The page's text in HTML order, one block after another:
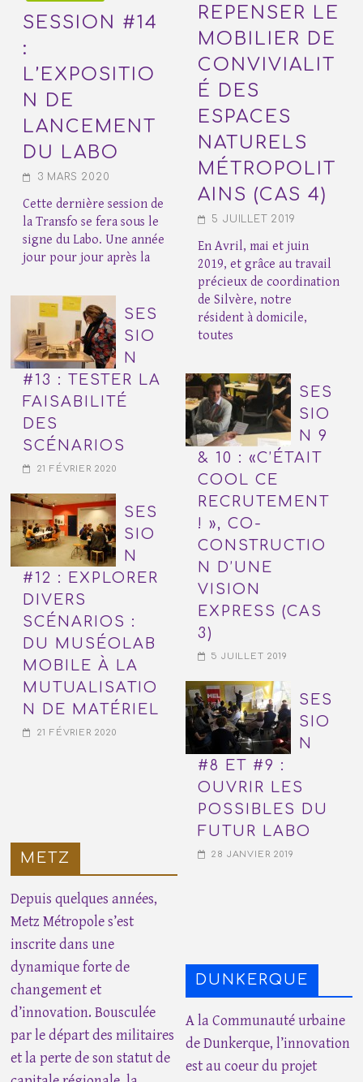
SESSION #14
:
L’EXPOSITIO
N DE
LANCEMENT
DU LABO
3 MARS 2020
Cette dernière session de
la Transfo se fera sous le
signe du Labo. Une année
jour pour jour après la
SES
SIO
N
#13 : TESTER LA
FAISABILITÉ
DES
SCÉNARIOS
21 FÉVRIER 2020
SES
SIO
N
#12 : EXPLORER
DIVERS
SCÉNARIOS :
DU MUSÉOLAB
MOBILE À LA
MUTUALISATIO
N DE MATÉRIEL
21 FÉVRIER 2020
METZ
Depuis quelques années,
Metz Métropole s’est
inscrite dans une
dynamique forte de
changement et
d’innovation. Bousculée
par le départ des militaires
et la perte de son statut de
REPENSER LE
MOBILIER DE
CONVIVIALIT
É DES
ESPACES
NATURELS
MÉTROPOLIT
AINS (CAS 4)
5 JUILLET 2019
En Avril, mai et juin
2019, et grâce au travail
précieux de coordination
de Silvère, notre
résident à domicile,
toutes
SES
SIO
N 9
& 10 : «C’ÉTAIT
COOL CE
RECRUTEMENT
! », CO-
CONSTRUCTIO
N D’UNE
VISION
EXPRESS (CAS
3)
5 JUILLET 2019
SES
SIO
N
#8 ET #9 :
OUVRIR LES
POSSIBLES DU
FUTUR LABO
28 JANVIER 2019
DUNKERQUE
A la Communauté urbaine
de Dunkerque, l’innovation
est au coeur du projet